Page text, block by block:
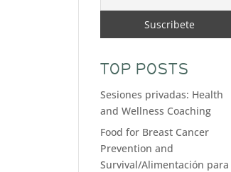
TOP POSTS
Sesiones privadas: Health
and Wellness Coaching
Food for Breast Cancer
Prevention and
Survival/Alimentación para